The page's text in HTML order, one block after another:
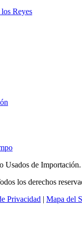
Reyes
Usados de Importación.
los derechos
Privacidad | Mapa del